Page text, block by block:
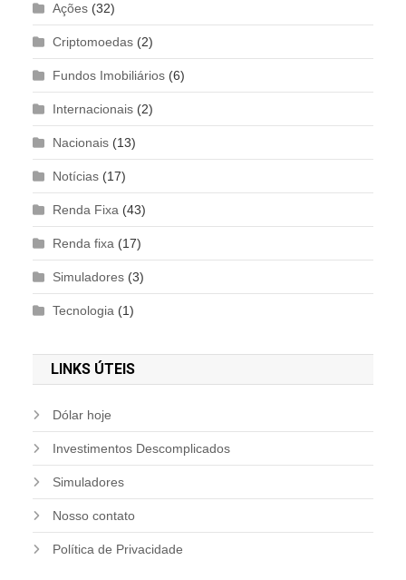
Ações (32)
Criptomoedas (2)
Fundos Imobiliários (6)
Internacionais (2)
Nacionais (13)
Notícias (17)
Renda Fixa (43)
Renda fixa (17)
Simuladores (3)
Tecnologia (1)
LINKS ÚTEIS
Dólar hoje
Investimentos Descomplicados
Simuladores
Nosso contato
Política de Privacidade